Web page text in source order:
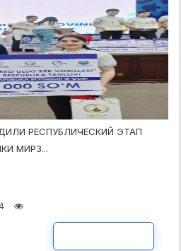
РЕСПУБЛИЧЕСКИЙ ЭТАП
МИРЗ...